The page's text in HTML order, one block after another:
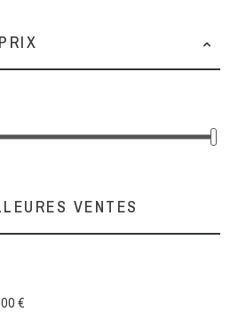
PRIX
VENTES
€